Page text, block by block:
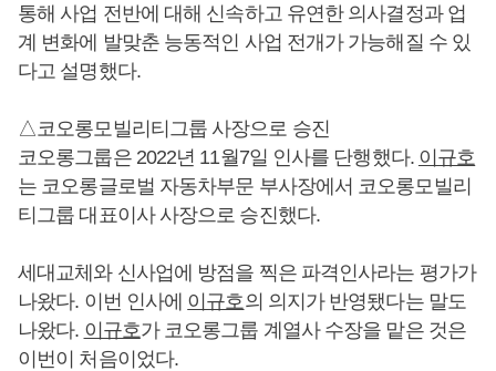
통해 사업 전반에 대해 신속하고 유연한 의사결정과 업
계 변화에 발맞춘 능동적인 사업 전개가 가능해질 수 있
다고 설명했다.
△코오롱모빌리티그룹 사장으로 승진
코오롱그룹은 2022년 11월7일 인사를 단행했다. 이규호
는 코오롱글로벌 자동차부문 부사장에서 코오롱모빌리
티그룹 대표이사 사장으로 승진했다.
세대교체와 신사업에 방점을 찍은 파격인사라는 평가가
나왔다. 이번 인사에 이규호의 의지가 반영됐다는 말도
나왔다. 이규호가 코오롱그룹 계열사 수장을 맡은 것은
이번이 처음이었다.